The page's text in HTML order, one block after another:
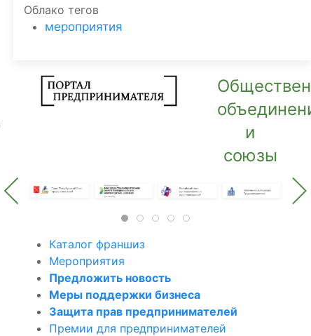
Облако тегов
мероприятия
и
союзы
Каталог франшиз
Мероприятия
Предложить новость
Меры поддержки бизнеса
Защита прав предпринимателей
Премии для предпринимателей